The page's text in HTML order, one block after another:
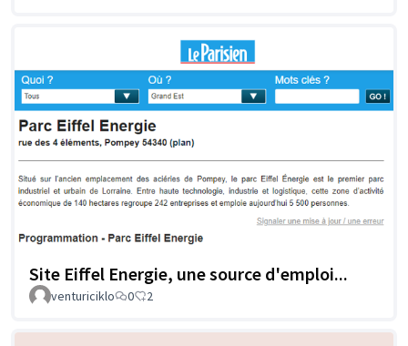
Site Eiffel Energie, une source d'emploi...
venturiciklo 0 2